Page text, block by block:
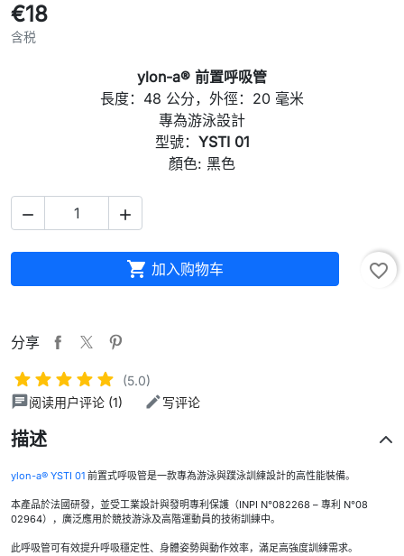
€18
含税
ylon-a® 前置呼吸管
長度：48 公分，外徑：20 毫米
專為游泳設計
型號： YSTI 01
顏色: 黑色
 
 加入购物车 favorite_border
分享
(5.0)
阅读用户评论 (1)
写评论
描述
ylon-a® YSTI 01 前置式呼吸管是一款專為游泳與蹼泳訓練設計的高性能裝備。
本產品於法國研發，並受工業設計與發明專利保護（INPI N°082268 – 專利 N°08
02964），廣泛應用於競技游泳及高階運動員的技術訓練中。
此呼吸管可有效提升呼吸穩定性、身體姿勢與動作效率，滿足高強度訓練需求。